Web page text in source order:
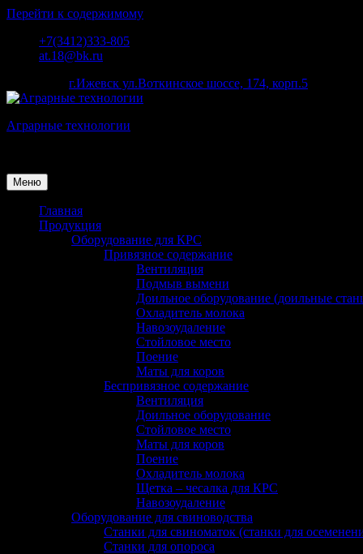
Перейти к содержимому
+7(3412)333-805
at.18@bk.ru
г.Ижевск ул.Воткинское шоссе, 174, корп.5
Аграрные технологии
Меню
Главная
Продукция
Оборудование для КРС
Привязное содержание
Вентиляция
Подмыв вымени
Доильное оборудование (доильные
Охладитель молока
Навозоудаление
Стойловое место
Поение
Маты для коров
Беспривязное содержание
Вентиляция
Доильное оборудование
Стойловое место
Маты для коров
Поение
Охладитель молока
Щетка – чесалка для КРС
Навозоудаление
Оборудование для свиноводства
Станки для свиноматок (станки для
Станки для опороса